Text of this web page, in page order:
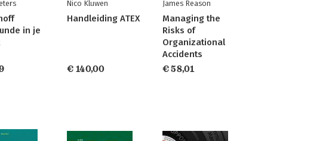
in je
Nico Kluwen
Handleiding ATEX
€ 140,00
James Reason
Managing the
Risks of
Organizational
Accidents
€ 58,01